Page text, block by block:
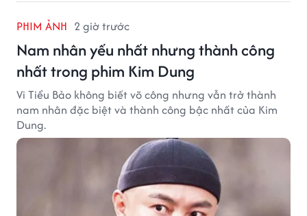
PHIM ẢNH 2 giờ trước
Nam nhân yếu nhất nhưng thành công
nhất trong phim Kim Dung
Vi Tiểu Bảo không biết võ công nhưng vẫn trở thành
nam nhân đặc biệt và thành công bậc nhất của Kim
Dung.